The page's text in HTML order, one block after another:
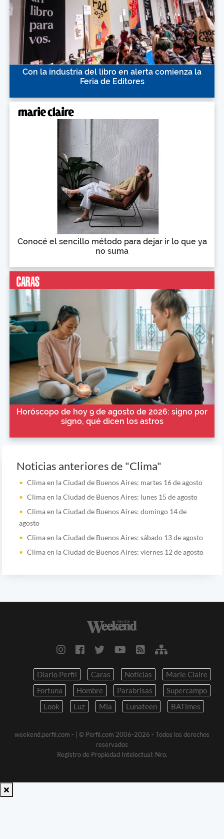
Con la industria del libro en alerta comienza la
Feria de Editores
Conocé el sencillo método para dejar ir lo que ya
no suma
Horóscopo de hoy 9 de agosto de 2026: signo por
signo, qué dicen los astros
Noticias anteriores de "Clima"
Clima en la Ciudad de Buenos Aires: martes 16 de agosto
Clima en la Ciudad de Buenos Aires: lunes 15 de agosto
Clima en la Ciudad de Buenos Aires: domingo 14 de
agosto
Clima en la Ciudad de Buenos Aires: sábado 13 de agosto
Clima en la Ciudad de Buenos Aires: viernes 12 de agosto
Diario Perfil Caras Noticias
Marie Claire
Fortuna
Hombre Parabrisas
Supercampo
Look
Luz Mia Lunateen BATimes
weekend.perfil.com -
| © Perfil.com 2006-2026 - Todos los derechos
reservados
Registro de Propiedad Intelectual: Nro.